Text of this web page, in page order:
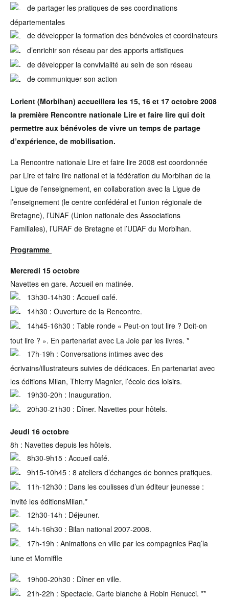
de partager les pratiques de ses coordinations
départementales
de développer la formation des bénévoles et coordinateurs
d’enrichir son réseau par des apports artistiques
de développer la convivialité au sein de son réseau
de communiquer son action
Lorient (Morbihan) accueillera les 15, 16 et 17 octobre 2008
la première Rencontre nationale Lire et faire lire qui doit
permettre aux bénévoles de vivre un temps de partage
d’expérience, de mobilisation.
La Rencontre nationale Lire et faire lire 2008 est coordonnée
par Lire et faire lire national et la fédération du Morbihan de la
Ligue de l’enseignement, en collaboration avec la Ligue de
l’enseignement (le centre confédéral et l’union régionale de
Bretagne), l’UNAF (Union nationale des Associations
Familiales), l’URAF de Bretagne et l’UDAF du Morbihan.
Programme
Mercredi 15 octobre
Navettes en gare. Accueil en matinée.
13h30-14h30 : Accueil café.
14h30 : Ouverture de la Rencontre.
14h45-16h30 : Table ronde « Peut-on tout lire ? Doit-on
tout lire ? ». En partenariat avec La Joie par les livres. *
17h-19h : Conversations intimes avec des
écrivains/illustrateurs suivies de dédicaces. En partenariat avec
les éditions Milan, Thierry Magnier, l’école des loisirs.
19h30-20h : Inauguration.
20h30-21h30 : Dîner. Navettes pour hôtels.
Jeudi 16 octobre
8h : Navettes depuis les hôtels.
8h30-9h15 : Accueil café.
9h15-10h45 : 8 ateliers d’échanges de bonnes pratiques.
11h-12h30 : Dans les coulisses d’un éditeur jeunesse :
invité les éditionsMilan.*
12h30-14h : Déjeuner.
14h-16h30 : Bilan national 2007-2008.
17h-19h : Animations en ville par les compagnies Paq’la
lune et Morniffle
19h00-20h30 : Dîner en ville.
21h-22h : Spectacle. Carte blanche à Robin Renucci. **